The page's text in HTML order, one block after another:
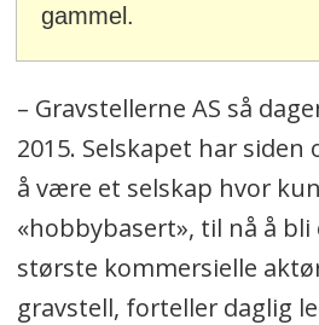
gammel.
– Gravstellerne AS så
2015. Selskapet har
å være et selskap hvor
«hobbybasert», til nå å bli
største kommersielle
gravstell, forteller daglig